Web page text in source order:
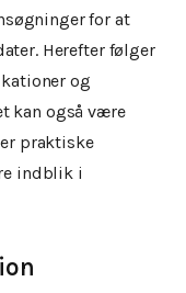
for at
Herefter følger
og
kan også være
praktiske
indblik i